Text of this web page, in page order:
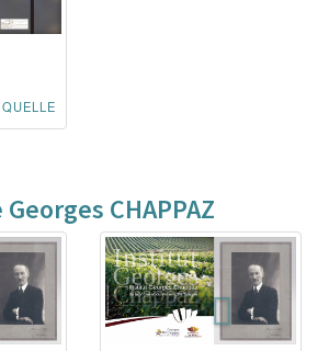
CHAPPAZ